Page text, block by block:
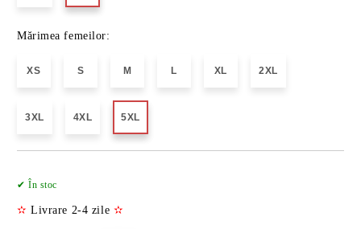
Mărimea femeilor:
XS S M L XL 2XL
3XL 4XL 5XL
✔ În stoc
✫ Livrare 2-4 zile ✫